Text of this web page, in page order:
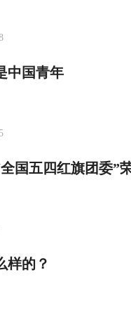
中国青年
国五四红旗团委”
样的？